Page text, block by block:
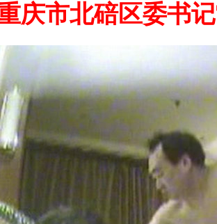
庆市北碚区委书